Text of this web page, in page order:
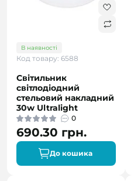
В наявності
Код товару: 6588
Світильник
світлодіодний
стельовий накладний
30w Ultralight
0
690.30 грн.
До кошика